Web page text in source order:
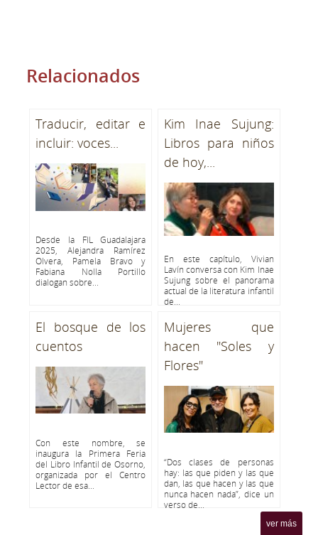
Relacionados
Traducir, editar e
incluir: voces...
Desde la FIL Guadalajara
2025, Alejandra Ramírez
Olvera, Pamela Bravo y
Fabiana Nolla Portillo
dialogan sobre...
Kim Inae Sujung:
Libros para niños
de hoy,...
En este capítulo, Vivian
Lavín conversa con Kim Inae
Sujung sobre el panorama
actual de la literatura infantil
de...
El bosque de los
cuentos
Con este nombre, se
inaugura la Primera Feria
del Libro Infantil de Osorno,
organizada por el Centro
Lector de esa...
Mujeres que
hacen "Soles y
Flores"
“Dos clases de personas
hay: las que piden y las que
dan, las que hacen y las que
nunca hacen nada”, dice un
verso de...
ver más